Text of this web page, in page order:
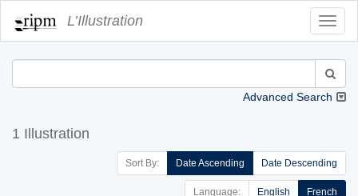
L’Illustration
Advanced Search
1 Illustration
Sort By: Date Ascending Date Descending
Language: English French